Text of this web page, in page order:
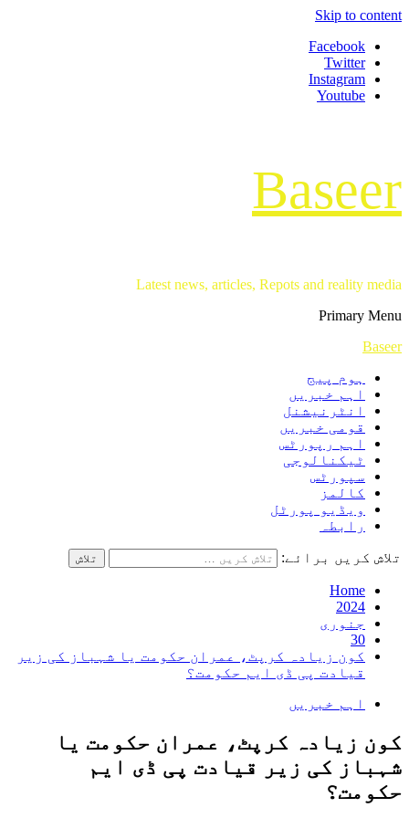
Skip to content
Facebook
Twitter
Instagram
Youtube
Baseer
Latest news, articles, Repots and reality media
Primary Menu
Baseer
ہوم پیج
اہم خبریں
انٹرنیشنل
قومی خبریں
اہم رپورٹس
ٹیکنالوجی
سپورٹس
کالمز
ویڈیو پورٹل
رابطہ
تلاش کریں برائے:
Home
2024
جنوری
30
کون زیادہ کرپٹ، عمران حکومت یا شہباز کی زیر
قیادت پی ڈی ایم حکومت؟
اہم خبریں
کون زیادہ کرپٹ، عمران حکومت یا
شہباز کی زیر قیادت پی ڈی ایم
حکومت؟